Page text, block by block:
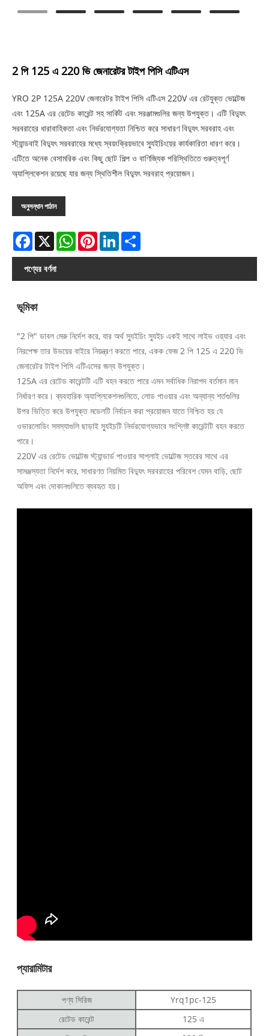
2 পি 125 এ 220 ভি জেনারেটর টাইপ পিসি এটিএস
YRO 2P 125A 220V জেনারেটর টাইপ পিসি এটিএস 220V এর রেটযুক্ত ভোল্টেজ
এবং 125A এর রেটেড কারেন্ট সহ সার্কিট এবং সরঞ্জামগুলির জন্য উপযুক্ত। এটি বিদ্যুৎ
সরবরাহের ধারাবাহিকতা এবং নির্ভরযোগ্যতা নিশ্চিত করে সাধারণ বিদ্যুৎ সরবরাহ এবং
স্ট্যান্ডবাই বিদ্যুৎ সরবরাহের মধ্যে স্বয়ংক্রিয়ভাবে স্যুইচিংয়ের কার্যকারিতা ধারণ করে।
এটিতে অনেক বেসামরিক এবং কিছু ছোট শিল্প ও বাণিজ্যিক পরিস্থিতিতে গুরুত্বপূর্ণ
অ্যাপ্লিকেশন রয়েছে যার জন্য স্থিতিশীল বিদ্যুৎ সরবরাহ প্রয়োজন।
অনুসন্ধান পাঠান
Facebook
X WhatsAppPinterestLinkedIn
পণ্যের বর্ণনা
ভূমিকা
"2 পি" ডাবল মেরু নির্দেশ করে, যার অর্থ স্যুইচিং স্যুইচ একই সাথে লাইভ ওয়্যার এবং
নিরপেক্ষ তার উভয়ের বাইরে নিয়ন্ত্রণ করতে পারে, একক ফেজ 2 পি 125 এ 220 ভি
জেনারেটর টাইপ পিসি এটিএসের জন্য উপযুক্ত।
125A এর রেটেড কারেন্টটি এটি বহন করতে পারে এমন সর্বাধিক নিরাপদ বর্তমান মান
নির্ধারণ করে। ব্যবহারিক অ্যাপ্লিকেশনগুলিতে, লোড পাওয়ার এবং অন্যান্য শর্তগুলির
উপর ভিত্তি করে উপযুক্ত মডেলটি নির্বাচন করা প্রয়োজন যাতে নিশ্চিত হয় যে
ওভারলোডিং সমস্যাগুলি ছাড়াই স্যুইচটি নির্ভরযোগ্যভাবে সংশ্লিষ্ট কারেন্টটি বহন করতে
পারে।
220V এর রেটেড ভোল্টেজ স্ট্যান্ডার্ড পাওয়ার সাপ্লাই ভোল্টেজ স্তরের সাথে এর
সামঞ্জস্যতা নির্দেশ করে, সাধারণত নিয়মিত বিদ্যুৎ সরবরাহের পরিবেশ যেমন বাড়ি, ছোট
অফিস এবং দোকানগুলিতে ব্যবহৃত হয়।
প্যারামিটার
পণ্য সিরিজ
Yrq1pc-125
রেটেড কারেন্ট
125 এ